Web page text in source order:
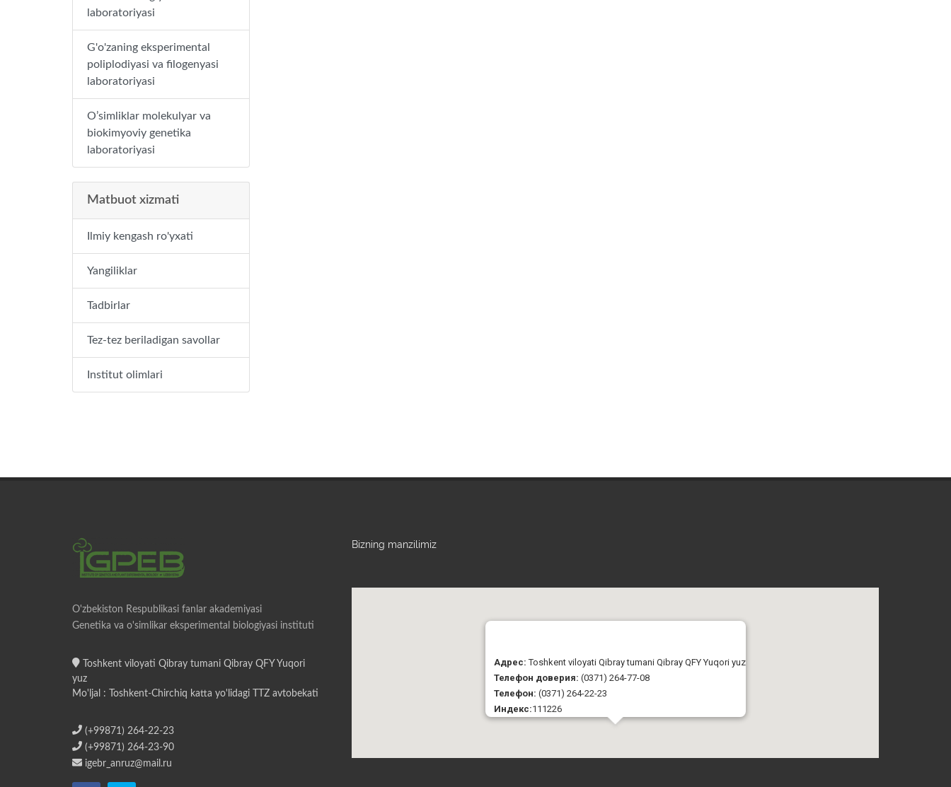
laboratoriyasi
G'o'zaning eksperimental
poliplodiyasi va filogenyasi
laboratoriyasi
O’simliklar molekulyar va
biokimyoviy genetika
laboratoriyasi
Matbuot xizmati
Ilmiy kengash ro'yxati
Yangiliklar
Tadbirlar
Tez-tez beriladigan savollar
Institut olimlari
O'zbekiston Respublikasi fanlar akademiyasi
Genetika va o'simlikar eksperimental biologiyasi instituti
Toshkent viloyati Qibray tumani Qibray QFY Yuqori
yuz
Mo'ljal : Toshkent-Chirchiq katta yo'lidagi TTZ avtobekati
(+99871) 264-22-23
(+99871) 264-23-90
igebr_anruz@mail.ru
Bizning manzilimiz
Адрес:Toshkent viloyati Qibray tumani Qibray QFY Yuqori yuz
Телефон доверия: (0371) 264-77-08
Телефон: (0371) 264-22-23
Индекс:111226